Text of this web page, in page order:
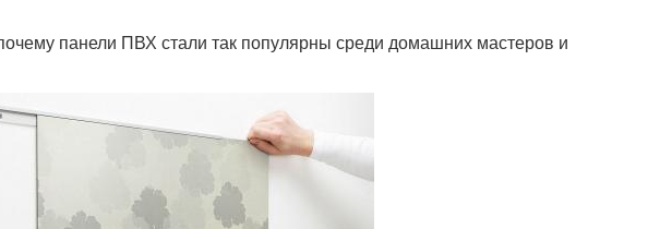
панели ПВХ стали так популярны среди домашних мастеров и